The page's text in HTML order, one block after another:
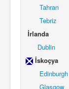
Tahran
Tebriz
İrlanda
Dublin
İskoçya
Edinburgh
Glasgow